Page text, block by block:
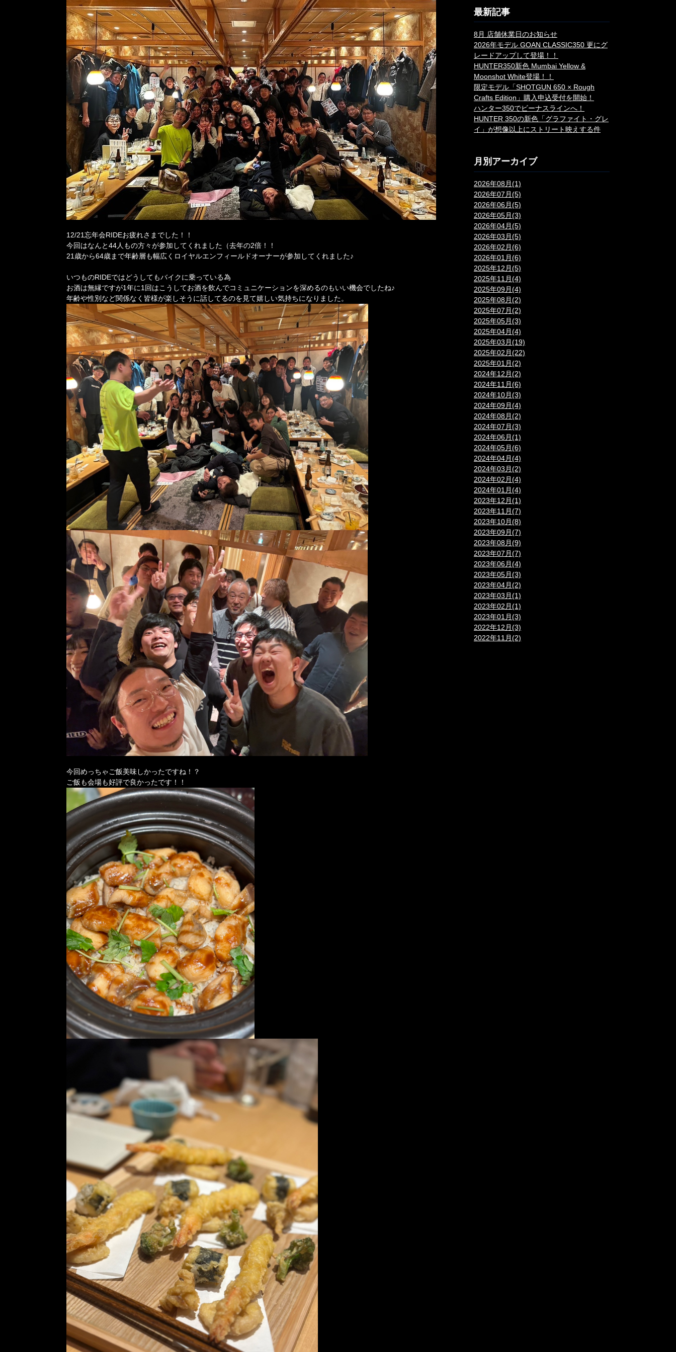
12/21忘年会RIDEお疲れさまでした！！
今回はなんと44人もの方々が参加してくれました（去年の2倍！！
21歳から64歳まで年齢層も幅広くロイヤルエンフィールドオーナーが参加してくれました♪
いつものRIDEではどうしてもバイクに乗っている為
お酒は無縁ですが1年に1回はこうしてお酒を飲んでコミュニケーションを深めるのもいい機会でしたね♪
年齢や性別など関係なく皆様が楽しそうに話してるのを見て嬉しい気持ちになりました。
今回めっちゃご飯美味しかったですね！？
ご飯も会場も好評で良かったです！！
最新記事
8月 店舗休業日のお知らせ
2026年モデル GOAN CLASSIC350 更にグ
レードアップして登場！！
HUNTER350新色 Mumbai Yellow &
Moonshot White登場！！
限定モデル「SHOTGUN 650 × Rough
Crafts Edition」購入申込受付を開始！
ハンター350でビーナスラインへ！
HUNTER 350の新色「グラファイト・グレ
イ」が想像以上にストリート映えする件
月別アーカイブ
2026年08月(1)
2026年07月(5)
2026年06月(5)
2026年05月(3)
2026年04月(5)
2026年03月(5)
2026年02月(6)
2026年01月(6)
2025年12月(5)
2025年11月(4)
2025年09月(4)
2025年08月(2)
2025年07月(2)
2025年05月(3)
2025年04月(4)
2025年03月(19)
2025年02月(22)
2025年01月(2)
2024年12月(2)
2024年11月(6)
2024年10月(3)
2024年09月(4)
2024年08月(2)
2024年07月(3)
2024年06月(1)
2024年05月(6)
2024年04月(4)
2024年03月(2)
2024年02月(4)
2024年01月(4)
2023年12月(1)
2023年11月(7)
2023年10月(8)
2023年09月(7)
2023年08月(9)
2023年07月(7)
2023年06月(4)
2023年05月(3)
2023年04月(2)
2023年03月(1)
2023年02月(1)
2023年01月(3)
2022年12月(3)
2022年11月(2)